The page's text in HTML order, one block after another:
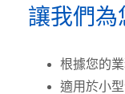
讓我們為
根據您的
適用於小